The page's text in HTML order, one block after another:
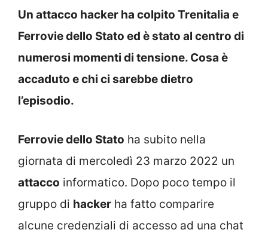
Un attacco hacker ha colpito Trenitalia e
Ferrovie dello Stato ed è stato al centro di
numerosi momenti di tensione. Cosa è
accaduto e chi ci sarebbe dietro
l’episodio.
Ferrovie dello Stato ha subito nella
giornata di mercoledì 23 marzo 2022 un
attacco informatico. Dopo poco tempo il
gruppo di hacker ha fatto comparire
alcune credenziali di accesso ad una chat